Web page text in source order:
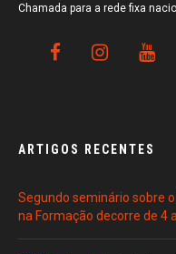
Chamada para a rede fixa
ARTIGOS RECENTES
Segundo seminário sobre
na Formação decorre de 4